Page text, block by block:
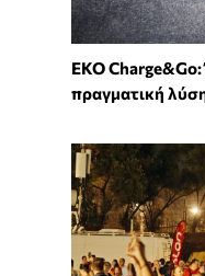
EKO
πραγματική